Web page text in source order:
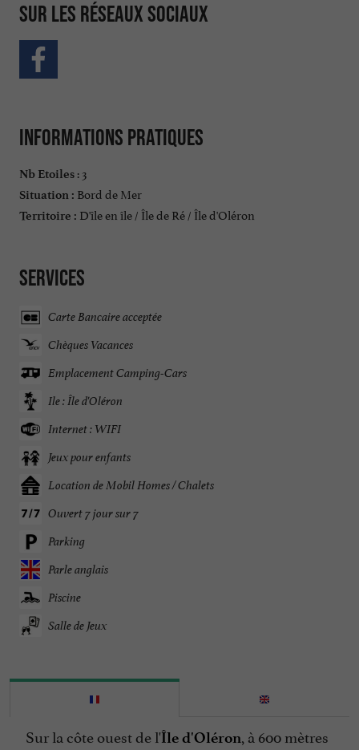
Sur les réseaux sociaux
Informations pratiques
Nb Etoiles : 3
Situation : Bord de Mer
Territoire : D'île en île / Île de Ré / Île d'Oléron
Services
Carte Bancaire acceptée
Chèques Vacances
Emplacement Camping-Cars
Ile : Île d'Oléron
Internet : WIFI
Jeux pour enfants
Location de Mobil Homes / Chalets
Ouvert 7 jour sur 7
Parking
Parle anglais
Piscine
Salle de Jeux
Sur la côte ouest de l'Île d'Oléron, à 600 mètres